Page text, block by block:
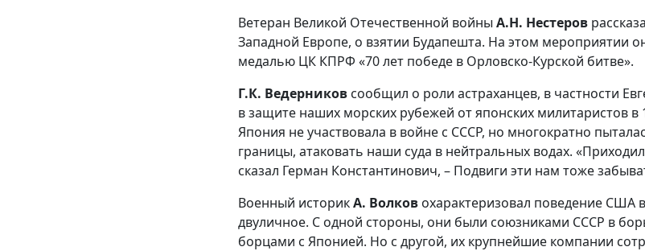
Ветеран Великой Отечественной войны А.Н. Нестеров
Западной Европе, о взятии Будапешта. На этом мероприятии
медалью ЦК КПРФ «70 лет победе в Орловско-Курской битве».
Г.К. Ведерников сообщил о роли астраханцев, в частности
в защите наших морских рубежей от японских милитаристов в
Япония не участвовала в войне с СССР, но многократно
границы, атаковать наши суда в нейтральных водах.
сказал Герман Константинович, – Подвиги эти нам тоже
Военный историкА. Волков охарактеризовал поведение США
двуличное. С одной стороны, они были союзниками СССР в
борцами с Японией. Но с другой, их крупнейшие компании